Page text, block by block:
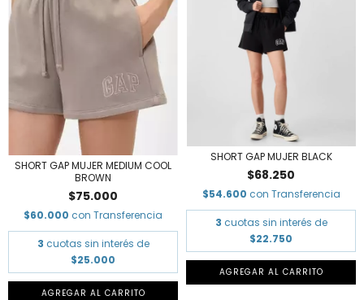
SHORT GAP MUJER MEDIUM COOL
BROWN
$75.000
$60.000 con Transferencia
3 cuotas sin interés de
$25.000
AGREGAR AL CARRITO
SHORT GAP MUJER BLACK
$68.250
$54.600 con Transferencia
3 cuotas sin interés de
$22.750
AGREGAR AL CARRITO